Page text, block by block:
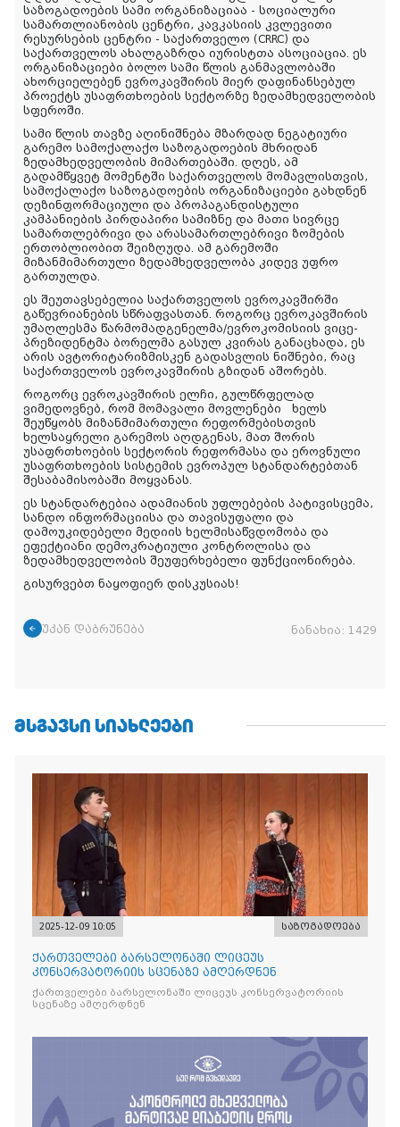
საზოგადოების სამი ორგანიზაციაა - სოციალური
სამართლიანობის ცენტრი, კავკასიის კვლევითი
რესურსების ცენტრი - საქართველო (CRRC) და
საქართველოს ახალგაზრდა იურისტთა ასოციაცია. ეს
ორგანიზაციები ბოლო სამი წლის განმავლობაში
ახორციელებენ ევროკავშირის მიერ დაფინანსებულ
პროექტს უსაფრთხოების სექტორზე ზედამხედველობის
სფეროში.
სამი წლის თავზე აღინიშნება მზარდად ნეგატიური
გარემო სამოქალაქო საზოგადოების მხრიდან
ზედამხედველობის მიმართებაში. დღეს, ამ
გადამწყვეტ მომენტში საქართველოს მომავლისთვის,
სამოქალაქო საზოგადოების ორგანიზაციები გახდნენ
დეზინფორმაციული და პროპაგანდისტული
კამპანიების პირდაპირი სამიზნე და მათი სივრცე
სამართლებრივი და არასამართლებრივი ზომების
ერთობლიობით შეიზღუდა. ამ გარემოში
მიზანმიმართული ზედამხედველობა კიდევ უფრო
გართულდა.
ეს შეუთავსებელია საქართველოს ევროკავშირში
გაწევრიანების სწრაფვასთან. როგორც ევროკავშირის
უმაღლესმა წარმომადგენელმა/ევროკომისიის ვიცე-
პრეზიდენტმა ბორელმა გასულ კვირას განაცხადა, ეს
არის ავტორიტარიზმისკენ გადასვლის ნიშნები, რაც
საქართველოს ევროკავშირის გზიდან აშორებს.
როგორც ევროკავშირის ელჩი, გულწრფელად
ვიმედოვნებ, რომ მომავალი მოვლენები ხელს
შეუწყობს მიზანმიმართული რეფორმებისთვის
ხელსაყრელი გარემოს აღდგენას, მათ შორის
უსაფრთხოების სექტორის რეფორმასა და ეროვნული
უსაფრთხოების სისტემის ევროპულ სტანდარტებთან
შესაბამისობაში მოყვანას.
ეს სტანდარტებია ადამიანის უფლებების პატივისცემა,
სანდო ინფორმაციისა და თავისუფალი და
დამოუკიდებელი მედიის ხელმისაწვდომობა და
ეფექტიანი დემოკრატიული კონტროლისა და
ზედამხედველობის შეუფერხებელი ფუნქციონირება.
გისურვებთ ნაყოფიერ დისკუსიას!
უკან დაბრუნება ნანახია: 1429
ᲛᲡᲒᲐᲕᲡᲘ ᲡᲘᲐᲮᲚᲔᲔᲑᲘ
2025-12-09 10:05 საზოგადოება
ქართველები ბარსელონაში ლიცეუს
კონსერვატორიის სცენაზე ამღერდნენ
ქართველები ბარსელონაში ლიცეუს კონსერვატორიის
სცენაზე ამღერდნენ